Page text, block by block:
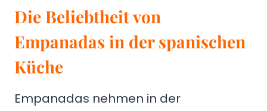
Die Beliebtheit von
Empanadas in der spanischen
Küche
Empanadas nehmen in der